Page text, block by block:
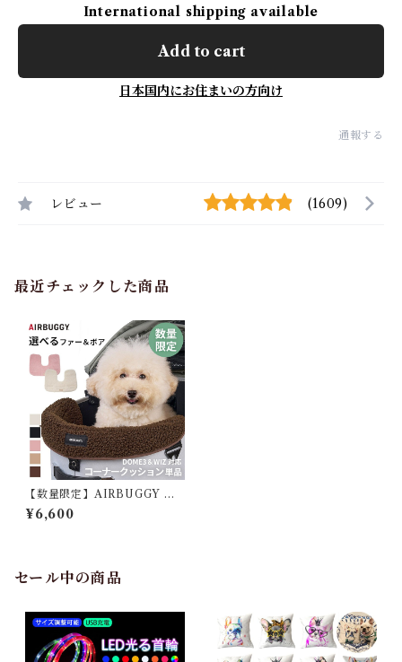
International shipping available
Add to cart
日本国内にお住まいの方向け
通報する
レビュー (1609)
最近チェックした商品
【数量限定】AIRBUGGY エ
アバギー 25-26AW新作 コー
ナークッション ファー ボア あ
ペットカート DOME3 WIZX
ギフト お出かけ お散歩 旅行
AD2895
¥6,600
セール中の商品